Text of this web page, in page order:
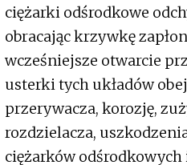
ciężarki odśrodkowe
obracając krzywkę
wcześniejsze otwarcie
usterki tych układów
przerywacza, korozję,
rozdzielacza,
ciężarków